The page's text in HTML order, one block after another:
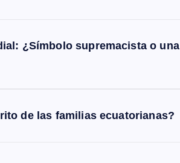
¿Símbolo supremacista o una
de las familias ecuatorianas?